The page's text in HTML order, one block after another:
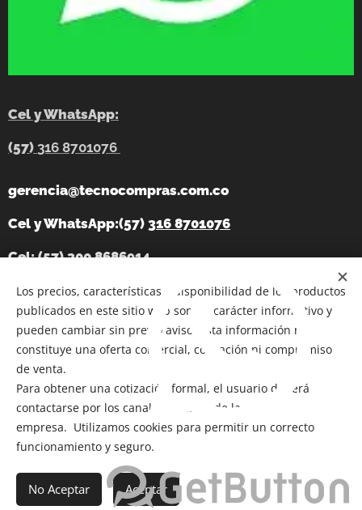
Añadir a la cesta
Cel y WhatsApp:
(57) 316 8701076
gerencia@tecnocompras.com.co
Cel y WhatsApp:(57) 316 8701076
Cel: (57) 300 8686914
Telegram: https://t.me/tecnocompras
@tecnocompras; (57) 316 8701076
Copyright 2012-2026@ Bogotá- Colombia Tecnocompras
SAS. Todos los derechos reservados
Cookies
Los precios, características y disponibilidad de los productos
publicados en este sitio web son de carácter informativo y
pueden cambiar sin previo aviso. Esta información no
constituye una oferta comercial, cotización ni compromiso
de venta.
Para obtener una cotización formal, el usuario deberá
contactarse por los canales oficiales de la
empresa. Utilizamos cookies para permitir un correcto
funcionamiento y seguro.
No Aceptar Aceptar